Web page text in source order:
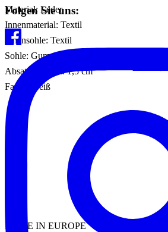
Material: Leder
Innenmaterial: Textil
Innensohle: Textil
Sohle: Gummisohle
Absatzhöhe: ca. 1,5 cm
Farbe: Weiß
MADE IN EUROPE
Folgen Sie uns: